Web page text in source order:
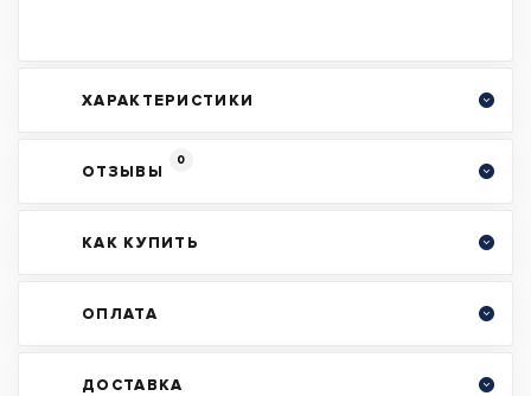
ХАРАКТЕРИСТИКИ
ОТЗЫВЫ
0
КАК КУПИТЬ
ОПЛАТА
ДОСТАВКА